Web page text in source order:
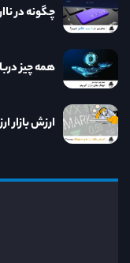
چگونه در
همه چیز
ارزش بازار